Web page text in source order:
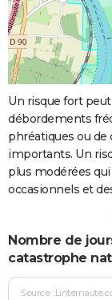
Un risque fort
débordements
phréatiques ou de
importants. Un
plus modérées
occasionnels et
Nombre de
catastrophe
Source :